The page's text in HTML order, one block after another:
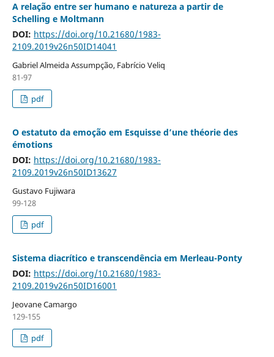
A relação entre ser humano e natureza a partir de
Schelling e Moltmann
DOI: https://doi.org/10.21680/1983-
2109.2019v26n50ID14041
Gabriel Almeida Assumpção, Fabrício Veliq
81-97
pdf
O estatuto da emoção em Esquisse d’une théorie des
émotions
DOI: https://doi.org/10.21680/1983-
2109.2019v26n50ID13627
Gustavo Fujiwara
99-128
pdf
Sistema diacrítico e transcendência em Merleau-Ponty
DOI: https://doi.org/10.21680/1983-
2109.2019v26n50ID16001
Jeovane Camargo
129-155
pdf